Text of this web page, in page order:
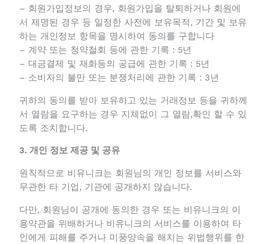
– 회원가입정보의 경우, 회원가입을 탈퇴하거나 회원
에서 제명된 경우 등 일정한 사전에 보유목적, 기간 및
보유하는 개인정보 항목을 명시하여 동의를 구합니다
– 계약 또는 청약철회 등에 관한 기록 : 5년
– 대금결제 및 재화등의 공급에 관한 기록 : 5년
귀하의 동의를 받아 보유하고 있는 거래정보 등을 귀하
께서 열람을 요구하는 경우 지체없이 그 열람,확인 할
원칙적으로 비유니크는 회원님의 개인 정보를 서비스
다만, 회원님이 공개에 동의한 경우 또는 비유니크의
이용약관을 위배하거나 비유니크의 서비스를 이용하여